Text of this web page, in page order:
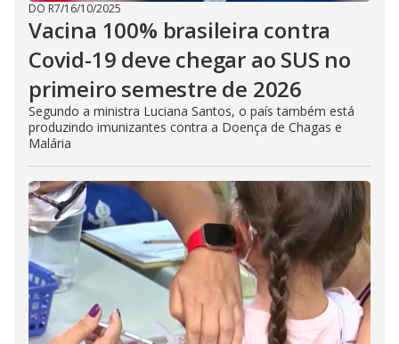
DO R7/16/10/2025
Vacina 100% brasileira contra
Covid-19 deve chegar ao SUS no
primeiro semestre de 2026
Segundo a ministra Luciana Santos, o país também está
produzindo imunizantes contra a Doença de Chagas e
Malária